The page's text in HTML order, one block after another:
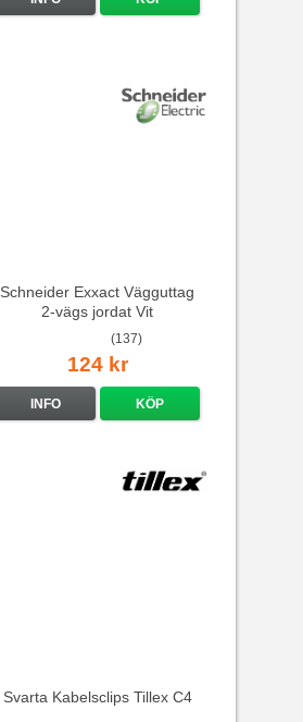
Schneider Exxact Vägguttag
2-vägs jordat Vit
standarduttag
(137)
124 kr
INFO KÖP
Svarta Kabelsclips Tillex C4